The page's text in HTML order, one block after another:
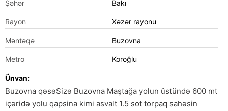
Şəhər Bakı
Rayon Xəzər rayonu
Məntəqə Buzovna
Metro Koroğlu
Ünvan:
Buzovna qəsəSizə Buzovna Maştağa yolun üstündə 600 mt
içəridə yolu qapsina kimi asvalt 1.5 sot torpaq sahəsin